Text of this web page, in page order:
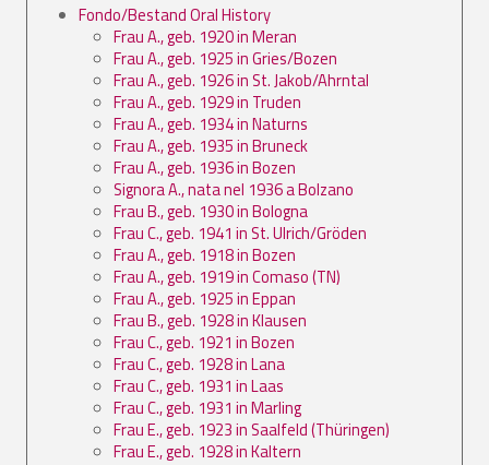
Fondo/Bestand Oral History
Frau A., geb. 1920 in Meran
Frau A., geb. 1925 in Gries/Bozen
Frau A., geb. 1926 in St. Jakob/Ahrntal
Frau A., geb. 1929 in Truden
Frau A., geb. 1934 in Naturns
Frau A., geb. 1935 in Bruneck
Frau A., geb. 1936 in Bozen
Signora A., nata nel 1936 a Bolzano
Frau B., geb. 1930 in Bologna
Frau C., geb. 1941 in St. Ulrich/Gröden
Frau A., geb. 1918 in Bozen
Frau A., geb. 1919 in Comaso (TN)
Frau A., geb. 1925 in Eppan
Frau B., geb. 1928 in Klausen
Frau C., geb. 1921 in Bozen
Frau C., geb. 1928 in Lana
Frau C., geb. 1931 in Laas
Frau C., geb. 1931 in Marling
Frau E., geb. 1923 in Saalfeld (Thüringen)
Frau E., geb. 1928 in Kaltern